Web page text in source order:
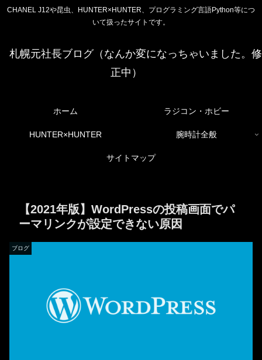
CHANEL J12や昆虫、HUNTER×HUNTER、プログラミング言語Python等につ
いて扱ったサイトです。
札幌元社長ブログ（なんか変になっちゃいました。修
正中）
ホーム ラジコン・ホビー
HUNTER×HUNTER 腕時計全般
サイトマップ
【2021年版】WordPressの投稿画面でパ
ーマリンクが設定できない原因
ブログ